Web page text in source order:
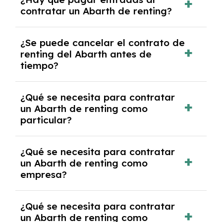
con el seguro a todo riesgo sin franquicia
incluido dentro de las cuotas mensuales.
contratar un Abarth de renting?
tendrás que pagar ningún tipo de entrada
salvo en casos que lo exija el proveedor
debido al resultado del estudio de viabilidad
económica.
¿Se puede cancelar el contrato de
renting del Abarth antes de
tiempo?
pero puede haber penalizaciones por
cancelación anticipada. Es importante revisar
las condiciones del contrato y hablar con un
experto que te asesore.
¿Qué se necesita para contratar
un Abarth de renting como
particular?
y, en algunos casos, una consulta de solvencia
crediticia y un pago inicial.
¿Qué se necesita para contratar
un Abarth de renting como
empresa?
documentación financiera y, en algunos
¿Qué se necesita para contratar
un Abarth de renting como